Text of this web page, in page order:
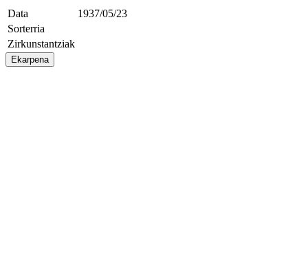
Data
1937/05/23
Sorterria
Zirkunstantziak